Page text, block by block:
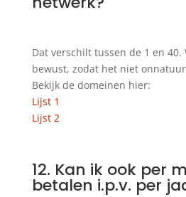
Dat verschilt tussen de 1 en 40.
bewust, zodat het niet
Bekijk de domeinen hier:
Lijst 1
Lijst 2
12. Kan ik ook per
betalen i.p.v. per